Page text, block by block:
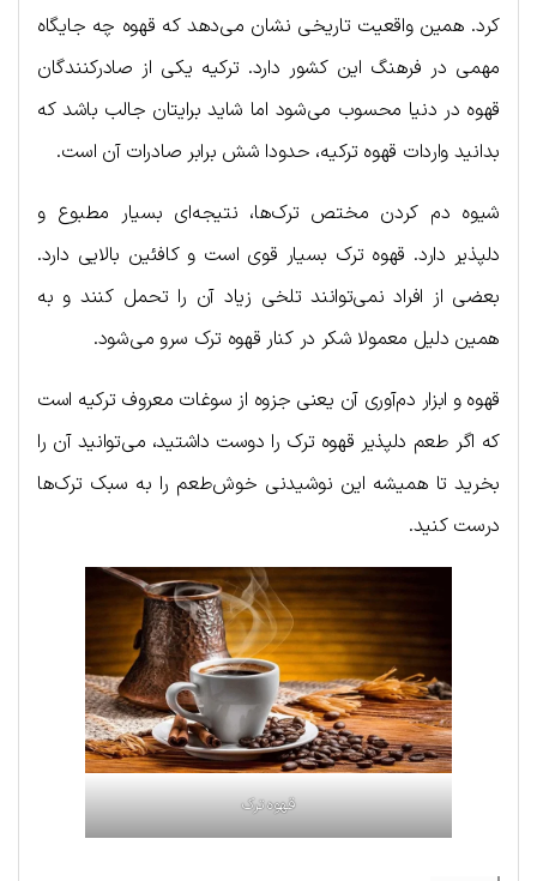
کرد. همین واقعیت تاریخی نشان می‌دهد که قهوه چه جایگاه
مهمی در فرهنگ این کشور دارد. ترکیه یکی از صادرکنندگان
قهوه در دنیا محسوب می‌شود اما شاید برایتان جالب باشد که
بدانید واردات قهوه ترکیه، حدودا شش برابر صادرات آن است.
شیوه دم کردن مختص ترک‌ها، نتیجه‌ای بسیار مطبوع و
دلپذیر دارد. قهوه ترک بسیار قوی است و کافئین بالایی دارد.
بعضی از افراد نمی‌توانند تلخی زیاد آن را تحمل کنند و به
همین دلیل معمولا شکر در کنار قهوه ترک سرو می‌شود.
قهوه و ابزار دم‌آوری آن یعنی جزوه از سوغات معروف ترکیه است
که اگر طعم دلپذیر قهوه ترک را دوست داشتید، می‌توانید آن را
بخرید تا همیشه این نوشیدنی خوش‌طعم را به سبک ترک‌ها
درست کنید.
قهوه ترک